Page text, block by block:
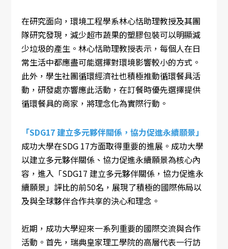
在研究面向，環境工程學系林心恬助理教授及其團
隊研究發現，減少超市蔬果的塑膠包裝可以明顯減
少垃圾的產生。林心恬助理教授表示，每個人在日
常生活中都應盡可能選擇對環境影響較小的方式。
此外，學生社團循環經濟社也積極推動循環餐具活
動，研發處亦響應此活動，在訂餐時優先選擇提供
循環餐具的商家，將理念化為實際行動。
「SDG17 建立多元夥伴關係，協力促進永續願景」
成功大學在SDG 17方面取得重要的進展。成功大學
以建立多元夥伴關係、協力促進永續願景為核心內
容，進入「SDG17 建立多元夥伴關係，協力促進永
續願景」評比的前50名，展現了積極的國際佈局以
及與全球夥伴合作共享的決心和理念。
近期，成功大學迎來一系列重要的國際交流與合作
活動。首先，瑞典皇家理工學院的高層代表一行訪